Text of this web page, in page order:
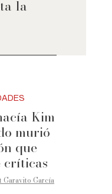
la
Kim
murió
que
críticas
Garavito García